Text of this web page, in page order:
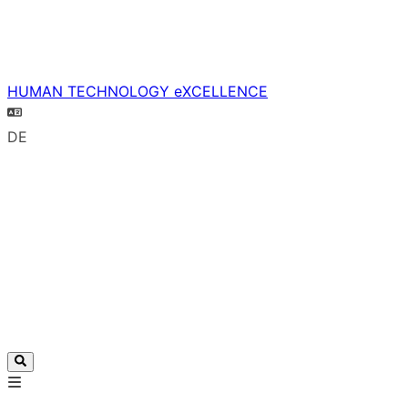
HUMAN TECHNOLOGY eXCELLENCE
DE